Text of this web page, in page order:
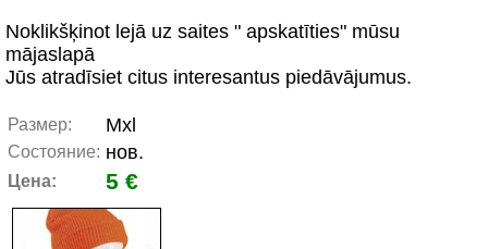
Noklikšķinot lejā uz saites " apskatīties" mūsu
mājaslapā
Jūs atradīsiet citus interesantus piedāvājumus.
Размер: Mxl
Состояние: нов.
Цена: 5 €